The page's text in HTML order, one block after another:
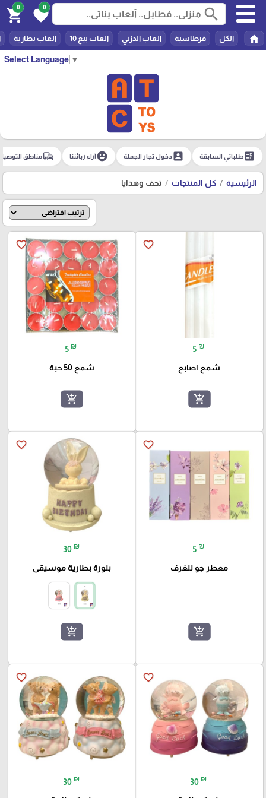
Select Language ▼
search
0
favorite
0
shopping_cart
home الكل قرطاسية العاب الدزني العاب بيع 10 العاب بطارية
ballotطلباتي السابقة account_boxدخول تجار الجملة emoji_emotionsآراء زبائننا commuteمناطق
الرئيسية كل المنتجات تحف وهدايا
favorite_border
5 ₪
شمع اصابع
add_shopping_cart
favorite_border
5 ₪
شمع 50 حبة
add_shopping_cart
favorite_border
5 ₪
معطر جو للغرف
add_shopping_cart
favorite_border
30 ₪
بلورة بطارية موسيقى
add_shopping_cart
favorite_border
30 ₪
favorite_border
30 ₪